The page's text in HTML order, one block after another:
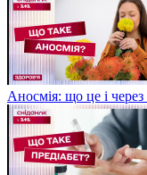
Аносмія: що це і